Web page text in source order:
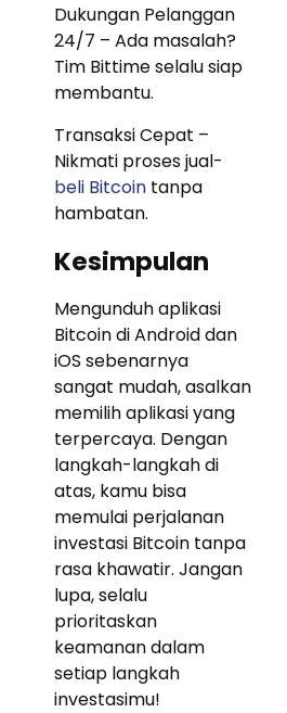
Dukungan Pelanggan
24/7 – Ada masalah?
Tim Bittime selalu siap
membantu.
Transaksi Cepat –
Nikmati proses jual-
beli Bitcoin tanpa
hambatan.
Kesimpulan
Mengunduh aplikasi
Bitcoin di Android dan
iOS sebenarnya
sangat mudah, asalkan
memilih aplikasi yang
terpercaya. Dengan
langkah-langkah di
atas, kamu bisa
memulai perjalanan
investasi Bitcoin tanpa
rasa khawatir. Jangan
lupa, selalu
prioritaskan
keamanan dalam
setiap langkah
investasimu!